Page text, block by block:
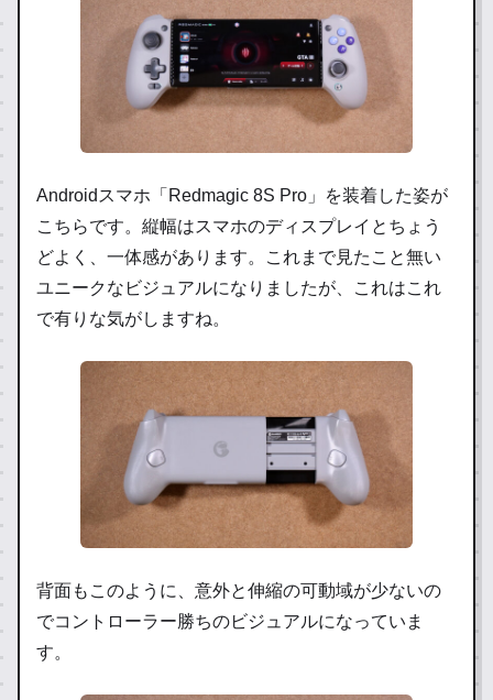
Androidスマホ「Redmagic 8S Pro」を装着した姿が
こちらです。縦幅はスマホのディスプレイとちょう
どよく、一体感があります。これまで見たこと無い
ユニークなビジュアルになりましたが、これはこれ
で有りな気がしますね。
背面もこのように、意外と伸縮の可動域が少ないの
でコントローラー勝ちのビジュアルになっていま
す。